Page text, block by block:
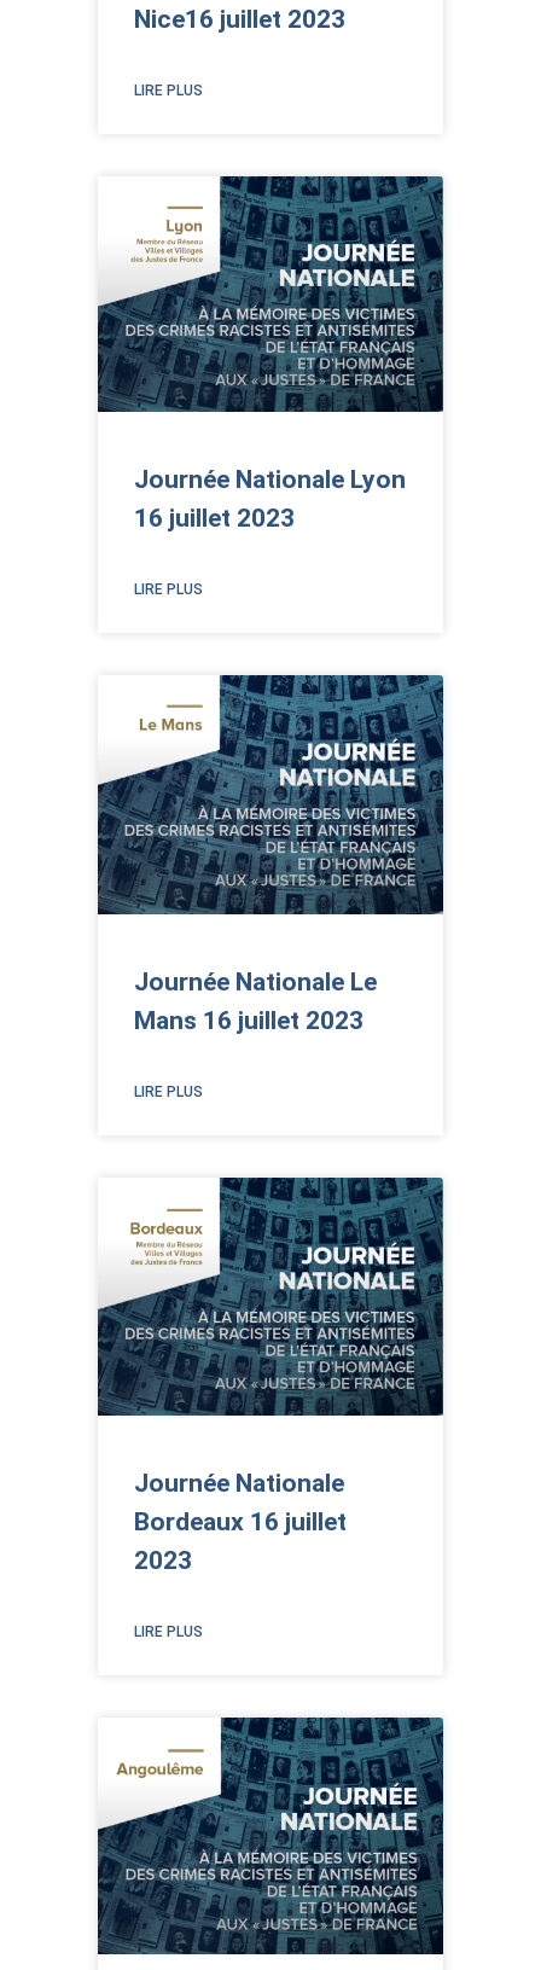
Nice16 juillet 2023
LIRE PLUS
Journée Nationale Lyon
16 juillet 2023
LIRE PLUS
Journée Nationale Le
Mans 16 juillet 2023
LIRE PLUS
Journée Nationale
Bordeaux 16 juillet
2023
LIRE PLUS